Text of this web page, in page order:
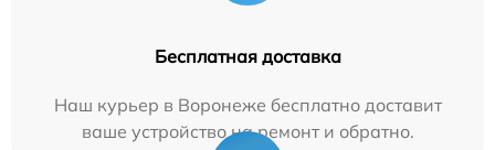
Бесплатная доставка
Наш курьер в Воронеже бесплатно доставит
ваше устройство на ремонт и обратно.